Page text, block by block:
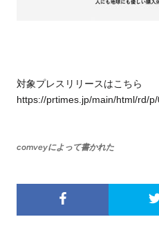
対象プレスリリースはこちら
https://prtimes.jp/main/html/rd/
comveyによって書かれた